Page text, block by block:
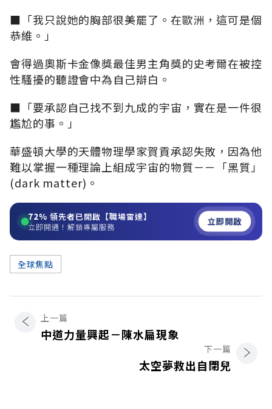
■「我只說她的胸部很美罷了。在歐洲，這可是個
恭維。」
會得過奧斯卡金像獎最佳男主角獎的史考爾在被控
性騷擾的聽證會中為自己辯白。
■「要承認自己找不到九成的宇宙，實在是一件很
尷尬的事。」
華盛頓大學的天體物理學家賀貢承認失敗，因為他
難以掌握一種理論上組成宇宙的物質－－「黑質」
(dark matter)。
72% 領先者已開啟【職場雷達】
立即開通！解鎖專屬服務 立即開啟
全球焦點
上一篇
中道力量興起－陳水扁現象
下一篇
太空夢救出自閉兒